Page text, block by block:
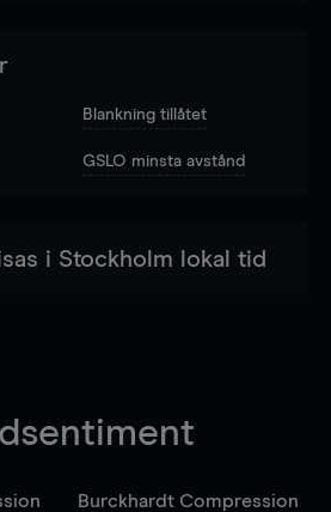
Blankning tillåtet
GSLO minsta avstånd
i Stockholm lokal tid
Burckhardt Compression